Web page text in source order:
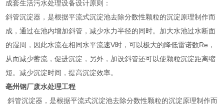
成套生活污水处理设备设计原则：
斜管沉淀器，是根据平流式沉淀池去除分数性颗粒的沉淀原理制作而
成，通过在池内增加斜管，减少水力半径的同时。加大水池过水断面
的湿周，因此水流在相同水平流速V时，可以极大的降低雷诺数Re，
从而减少蓄流，促进沉淀，另外，加设斜管还可以使颗粒沉淀距离缩
短。减少沉淀时间，提高沉淀效率。
亳州钢厂废水处理工程
斜管沉淀器，是根据平流式沉淀池去除分数性颗粒的沉淀原理制作而